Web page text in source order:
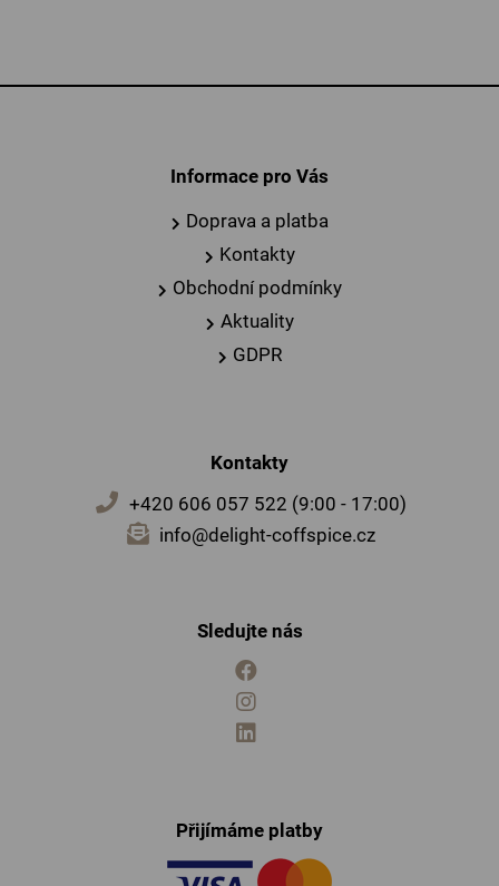
Informace pro Vás
Doprava a platba
Kontakty
Obchodní podmínky
Aktuality
GDPR
Kontakty
+420 606 057 522 (9:00 - 17:00)
info@delight-coffspice.cz
Sledujte nás
Přijímáme platby